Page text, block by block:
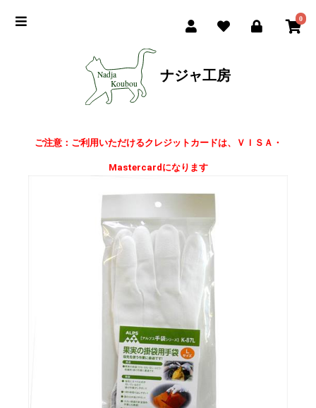
0
ナジャ工房
ご注意：ご利用いただけるクレジットカードは、ＶＩＳＡ・
Mastercardになります